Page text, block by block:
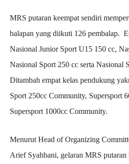
MRS putaran keempat sendiri
balapan yang diikuti 126 pembalap.
Nasional Junior Sport U15 150 cc,
Nasional Sport 250 cc serta Nasional
Ditambah empat kelas pendukung
Sport 250cc Community, Supersport
Supersport 1000cc Community.
Menurut Head of Organizing
Arief Syahbani, gelaran MRS